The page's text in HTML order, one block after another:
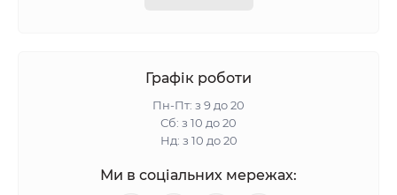
Графік роботи
Пн-Пт: з 9 до 20
Сб: з 10 до 20
Нд: з 10 до 20
Ми в соціальних мережах: